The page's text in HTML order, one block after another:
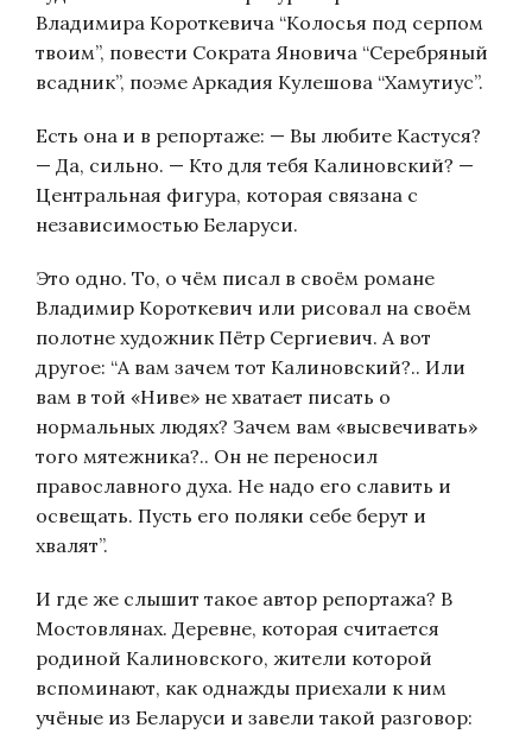
Владимира Короткевича “Колосья под серпом
твоим”, повести Сократа Яновича “Серебряный
всадник”, поэме Аркадия Кулешова “Хамутиус”.
Есть она и в репортаже: — Вы любите Кастуся?
— Да, сильно. — Кто для тебя Калиновский? —
Центральная фигура, которая связана с
независимостью Беларуси.
Это одно. То, о чём писал в своём романе
Владимир Короткевич или рисовал на своём
полотне художник Пётр Сергиевич. А вот
другое: “А вам зачем тот Калиновский?.. Или
вам в той «Ниве» не хватает писать о
нормальных людях? Зачем вам «высвечивать»
того мятежника?.. Он не переносил
православного духа. Не надо его славить и
освещать. Пусть его поляки себе берут и
хвалят”.
И где же слышит такое автор репортажа? В
Мостовлянах. Деревне, которая считается
родиной Калиновского, жители которой
вспоминают, как однажды приехали к ним
учёные из Беларуси и завели такой разговор: